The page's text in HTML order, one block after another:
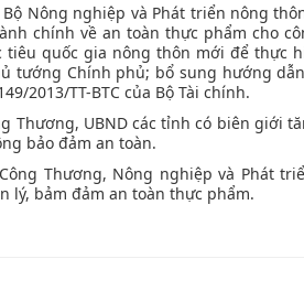
Nông nghiệp và Phát triển nông
chính về an toàn thực phẩm cho
quốc gia nông thôn mới để thực
tướng Chính phủ; bổ sung hướng
2013/TT-BTC của Bộ Tài chính.
Thương, UBND các tỉnh có biên giới
bảo đảm an toàn.
Thương, Nông nghiệp và Phát
lý, bảm đảm an toàn thực phẩm.